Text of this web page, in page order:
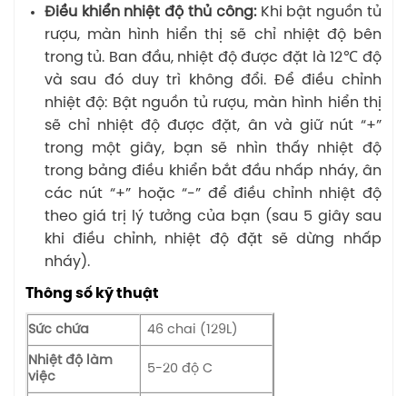
Điều khiển nhiệt độ thủ công:Khi bật nguồn tủ
rượu, màn hình hiển thị sẽ chỉ nhiệt độ bên
trong tủ. Ban đầu, nhiệt độ được đặt là 12℃ độ
và sau đó duy trì không đổi. Để điều chỉnh
nhiệt độ: Bật nguồn tủ rượu, màn hình hiển thị
sẽ chỉ nhiệt độ được đặt, ân và giữ nút “+”
trong một giây, bạn sẽ nhìn thấy nhiệt độ
trong bảng điều khiển bắt đầu nhấp nháy, ân
các nút “+” hoặc “-” để điều chỉnh nhiệt độ
theo giá trị lý tưởng của bạn (sau 5 giây sau
khi điều chỉnh, nhiệt độ đặt sẽ dừng nhấp
nháy).
Thông số kỹ thuật
Sức chứa 46 chai (129L)
Nhiệt độ làm
việc
5-20 độ C